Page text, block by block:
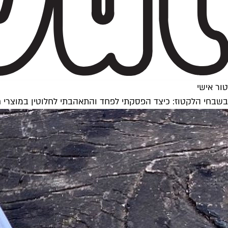
טור אישי
בשבחי הלקטוז: כיצד הפסקתי לפחד והתאהבתי לחלוטין